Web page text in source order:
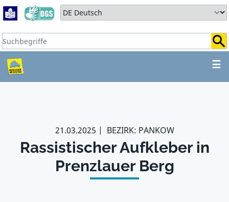
Zum Hauptbereich springen
Zum Hauptmenü springen
Sprache auswählen:
Suchbegriffe:
☰
ZUM HAUPTBEREICH
21.03.2025 BEZIRK: PANKOW
Rassistischer Aufkleber in
Prenzlauer Berg